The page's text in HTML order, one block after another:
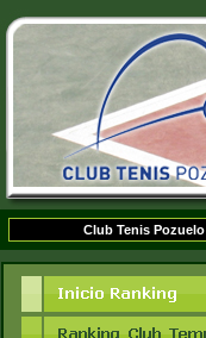
Club Tenis Pozuelo